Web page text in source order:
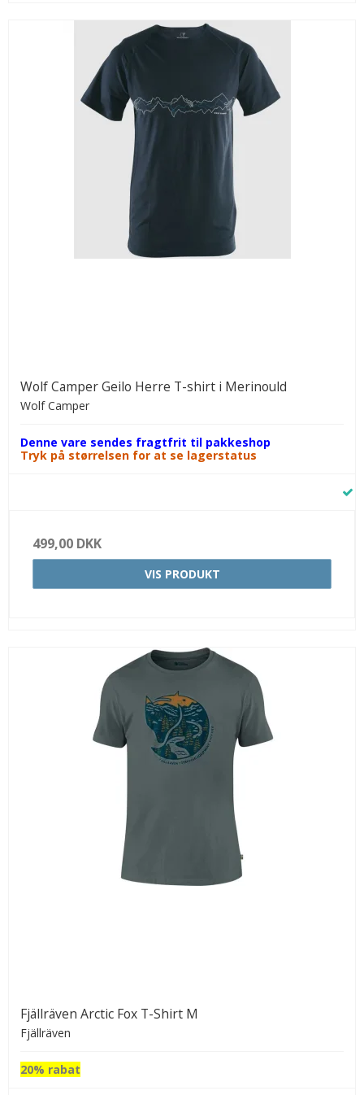
Wolf Camper Geilo Herre T-shirt i Merinould
Wolf Camper
Denne vare sendes fragtfrit til pakkeshop
Tryk på størrelsen for at se lagerstatus
499,00 DKK
VIS PRODUKT
Fjällräven Arctic Fox T-Shirt M
Fjällräven
20% rabat